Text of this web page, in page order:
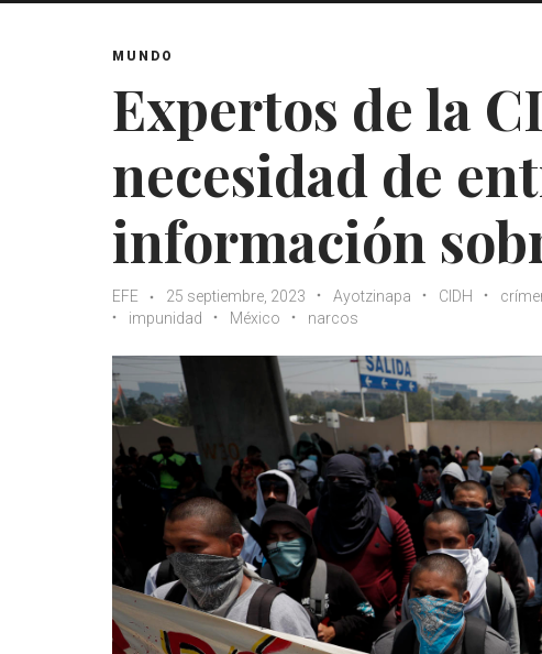
MUNDO
Expertos de la
necesidad de
información
EFE 25 septiembre, 2023 Ayotzinapa CIDH
impunidad
México narcos